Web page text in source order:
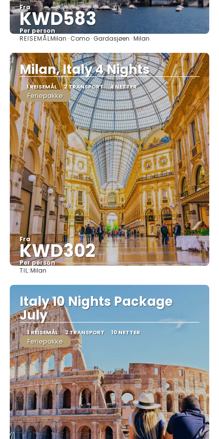
Fra
KWD583
Per person
Se
REISEMÅLMilan · Como · Gardasjøen · Milan
Milan, Italy 4 Nights
1 REISEMÅL 2 TRANSPORT 4 NETTER
Feriepakke
Fra
KWD302
Per person
TIL:Milan
Italy 10 Nights Package
July
3 REISEMÅL 2 TRANSPORT 10 NETTER
Feriepakke